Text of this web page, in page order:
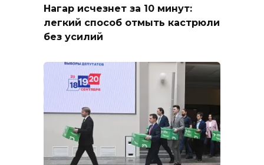
Нагар исчезнет за 10 минут:
легкий способ отмыть кастрюли
без усилий